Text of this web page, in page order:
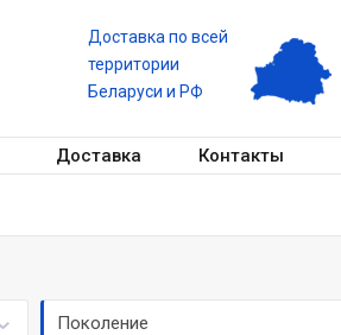
Доставка по всей
территории
Беларуси и РФ
Доставка Контакты
Поколение